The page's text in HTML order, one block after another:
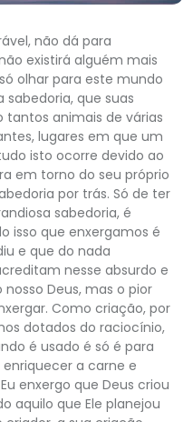
não dá para
existirá alguém mais
olhar para este mundo
que suas
tantos animais de várias
lugares em que um
isto ocorre devido ao
em torno do seu próprio
por trás. Só de ter
sabedoria, é
isso que enxergamos é
e que do nada
nesse absurdo e
Deus, mas o pior
Como criação, por
dotados do raciocínio,
é usado é só é para
a carne e
enxergo que Deus criou
aquilo que Ele planejou